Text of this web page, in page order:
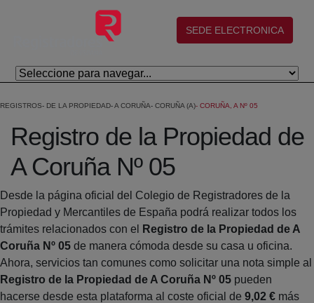
Salta al contingut principal
(abre en nueva ventana)
SEDE ELECTRONICA
REGISTROS DE LA PROPIEDAD A CORUÑA CORUÑA (A) CORUÑA, A Nº 05
Registro de la Propiedad de
A Coruña Nº 05
Desde la página oficial del Colegio de Registradores de la
Propiedad y Mercantiles de España podrá realizar todos los
trámites relacionados con el
Registro de la Propiedad de A
Coruña Nº 05 de manera cómoda desde su casa u oficina.
Ahora, servicios tan comunes como solicitar una nota simple al
Registro de la Propiedad de A Coruña Nº 05 pueden
hacerse desde esta plataforma al coste oficial de 9,02 € más